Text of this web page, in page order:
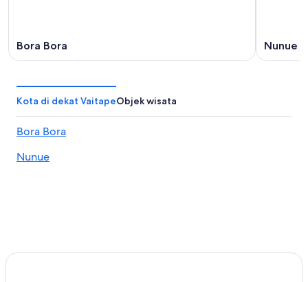
Bora Bora Nunue
Kota di dekat VaitapeObjek wisata
Bora Bora
Nunue